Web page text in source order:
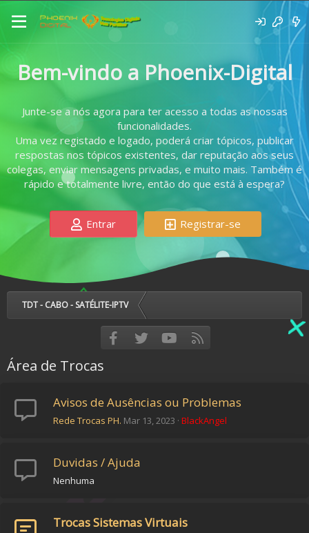
Bem-vindo a Phoenix-Digital
Junte-se a nós agora para ter acesso a todas as nossas
funcionalidades.
Uma vez registado e logado, poderá criar tópicos, publicar
respostas nos tópicos existentes, dar reputação aos seus
colegas, enviar mensagens privadas, e muito mais. Também é
rápido e totalmente livre, então do que está à espera?
Entrar Registrar-se
TDT - CABO - SATÉLITE-IPTV
FacebookTwitter youtube
Área de Trocas
Avisos de Ausências ou Problemas
Rede Trocas PH. Mar 13, 2023 BlackAngel
Duvidas / Ajuda
Nenhuma
Trocas Sistemas Virtuais